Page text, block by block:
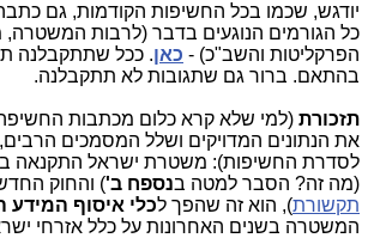
יודגש, שכמו בכל החשיפות הקודמות, גם
כל הגורמים הנוגעים בדבר (לרבות
הפרקליטות והשב"כ) - כאן. ככל שתתקבלנה
בהתאם. ברור גם שתגובות לא תתקבלנה.
תזכורת (למי שלא קרא כלום מכתבות
את הנתונים המדויקים ושלל המסמכים
לסדרת החשיפות): משטרת ישראל התקנאה
(מה זה? הסבר למטה בנספח ב') והחוק
תקשורת), הוא זה שהפך לכלי איסוף המידע
המשטרה בשנים האחרונות על כלל אזרחי